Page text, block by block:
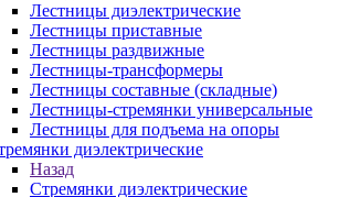
Лестницы диэлектрические
Лестницы приставные
Лестницы раздвижные
Лестницы-трансформеры
Лестницы составные (складные)
Лестницы-стремянки универсальные
Лестницы для подъема на опоры
диэлектрические
Назад
Стремянки диэлектрические